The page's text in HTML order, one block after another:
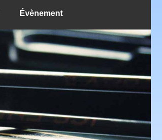
Évènement